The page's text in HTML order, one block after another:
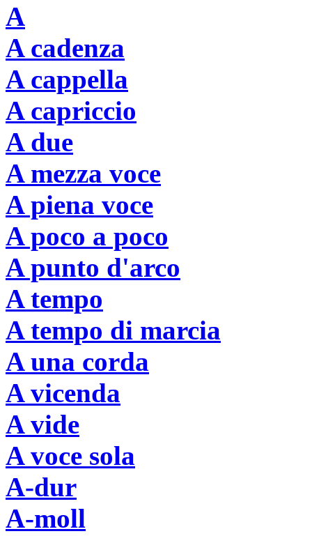
A
A cadenza
A cappella
A capriccio
A due
A mezza voce
A piena voce
A poco a poco
A punto d'arco
A tempo
A tempo di marcia
A una corda
A vicenda
A vide
A voce sola
A-dur
A-moll